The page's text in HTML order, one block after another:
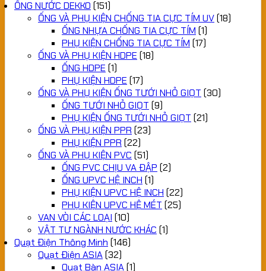
ỐNG NƯỚC DEKKO (151)
ỐNG VÀ PHỤ KIỆN CHỐNG TIA CỰC TÍM UV(18)
ỐNG NHỰA CHỐNG TIA CỰC TÍM (1)
PHỤ KIỆN CHỐNG TIA CỰC TÍM (17)
ỐNG VÀ PHỤ KIỆN HDPE (18)
ỐNG HDPE (1)
PHỤ KIỆN HDPE (17)
ỐNG VÀ PHỤ KIỆN ỐNG TƯỚI NHỎ GIỌT (30)
ỐNG TƯỚI NHỎ GIỌT (9)
PHỤ KIỆN ỐNG TƯỚI NHỎ GIỌT (21)
ỐNG VÀ PHỤ KIỆN PPR (23)
PHỤ KIỆN PPR (22)
ỐNG VÀ PHỤ KIỆN PVC (51)
ỐNG PVC CHỊU VA ĐẬP (2)
ỐNG UPVC HỆ INCH (1)
PHỤ KIỆN UPVC HỆ INCH (22)
PHỤ KIỆN UPVC HỆ MÉT (25)
VAN VÒI CÁC LOẠI (10)
VẬT TƯ NGÀNH NƯỚC KHÁC (1)
Quạt Điện Thông Minh (146)
Quạt Điện ASIA(32)
Quạt Bàn ASIA(1)